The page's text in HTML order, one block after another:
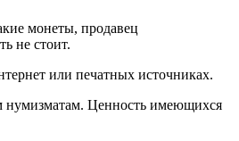
монеты, продавец
не стоит.
или печатных источниках.
нумизматам. Ценность имеющихся